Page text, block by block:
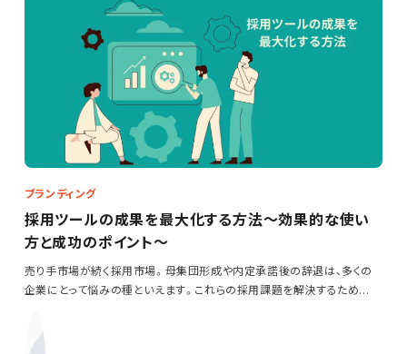
ブランディング
採用ツールの成果を最大化する方法～効果的な使い
方と成功のポイント～
売り手市場が続く採用市場。母集団形成や内定承諾後の辞退は、多くの
企業にとって悩みの種といえます。これらの採用課題を解決するため